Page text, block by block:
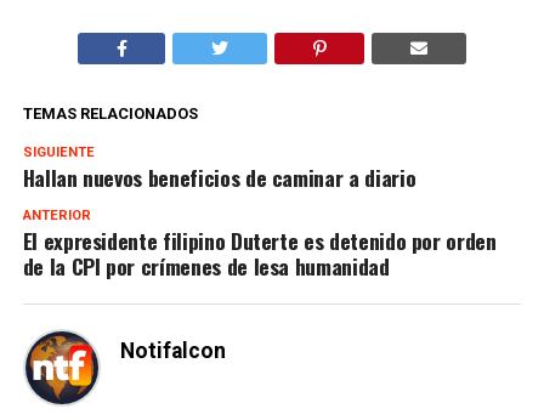
TEMAS RELACIONADOS
SIGUIENTE
Hallan nuevos beneficios de caminar a diario
ANTERIOR
El expresidente filipino Duterte es detenido por orden
de la CPI por crímenes de lesa humanidad
Notifalcon